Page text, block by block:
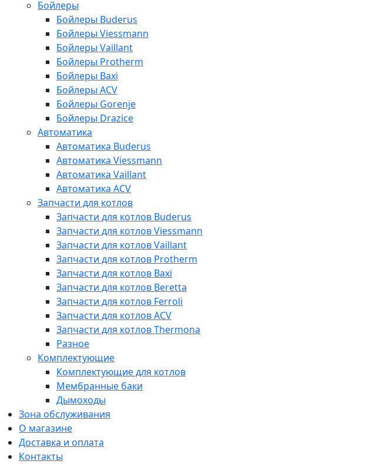
Бойлеры
Бойлеры Buderus
Бойлеры Viessmann
Бойлеры Vaillant
Бойлеры Protherm
Бойлеры Baxi
Бойлеры ACV
Бойлеры Gorenje
Бойлеры Drazice
Автоматика
Автоматика Buderus
Автоматика Viessmann
Автоматика Vaillant
Автоматика ACV
Запчасти для котлов
Запчасти для котлов Buderus
Запчасти для котлов Viessmann
Запчасти для котлов Vaillant
Запчасти для котлов Protherm
Запчасти для котлов Baxi
Запчасти для котлов Beretta
Запчасти для котлов Ferroli
Запчасти для котлов ACV
Запчасти для котлов Thermona
Разное
Комплектующие
Комплектующие для котлов
Мембранные баки
Дымоходы
Зона обслуживания
О магазине
Доставка и оплата
Контакты